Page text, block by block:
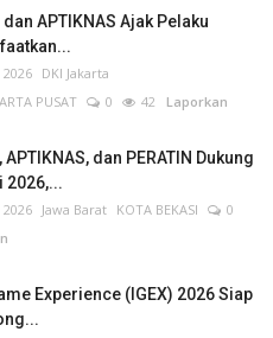
dan APTIKNAS Ajak Pelaku
2026 DKI Jakarta
PUSAT
0 42 Laporkan
APTIKNAS, dan PERATIN Dukung
2026,...
2026 Jawa Barat KOTA BEKASI
0
Experience (IGEX) 2026 Siap